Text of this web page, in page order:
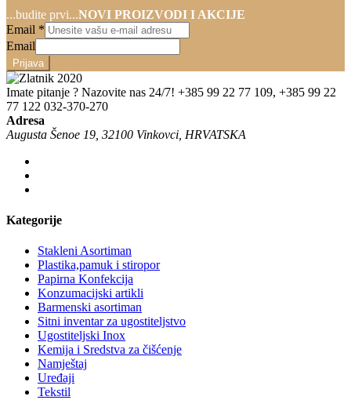
...budite prvi...NOVI PROIZVODI I AKCIJE
Email *
Email
Prijava
Imate pitanje ? Nazovite nas 24/7! +385 99 22 77 109, +385 99 22
77 122 032-370-270
Adresa
Augusta Šenoe 19, 32100 Vinkovci, HRVATSKA
Kategorije
Stakleni Asortiman
Plastika,pamuk i stiropor
Papirna Konfekcija
Konzumacijski artikli
Barmenski asortiman
Sitni inventar za ugostiteljstvo
Ugostiteljski Inox
Kemija i Sredstva za čišćenje
Namještaj
Uređaji
Tekstil